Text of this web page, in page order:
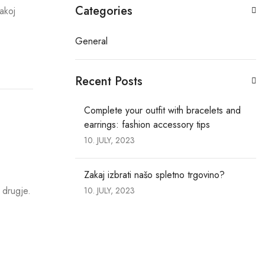
Categories
General
Recent Posts
Complete your outfit with bracelets and
earrings: fashion accessory tips
10. JULY, 2023
Zakaj izbrati našo spletno trgovino?
10. JULY, 2023